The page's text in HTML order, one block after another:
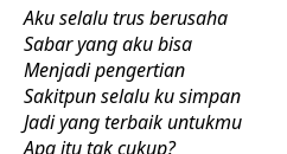
Aku selalu trus berusaha
Sabar yang aku bisa
Menjadi pengertian
Sakitpun selalu ku simpan
Jadi yang terbaik untukmu
Apa itu tak cukup?